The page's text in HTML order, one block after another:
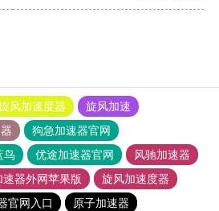
风加速度器
旋风加速
狗急加速器官网
鸟 优途加速器官网
风驰加速器
器外网苹果版
旋风加速度器
官网入口
原子加速器